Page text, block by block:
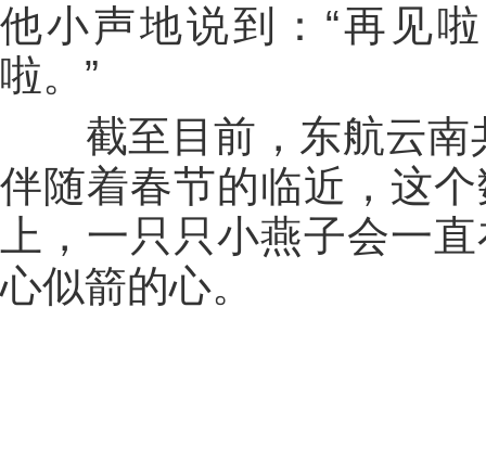
他小声地说到：“再见
啦。”
截至目前，东航云南
伴随着春节的临近，这
上，一只只小燕子会一
心似箭的心。